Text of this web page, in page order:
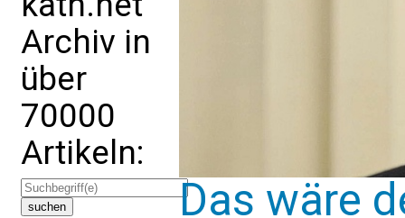
Archiv in
über
70000
Artikeln:
Das wäre